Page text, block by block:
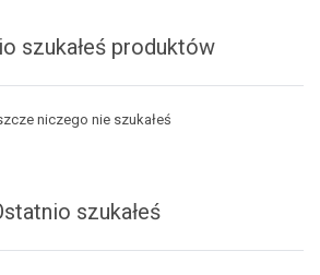
szukałeś produktów
niczego nie szukałeś
szukałeś